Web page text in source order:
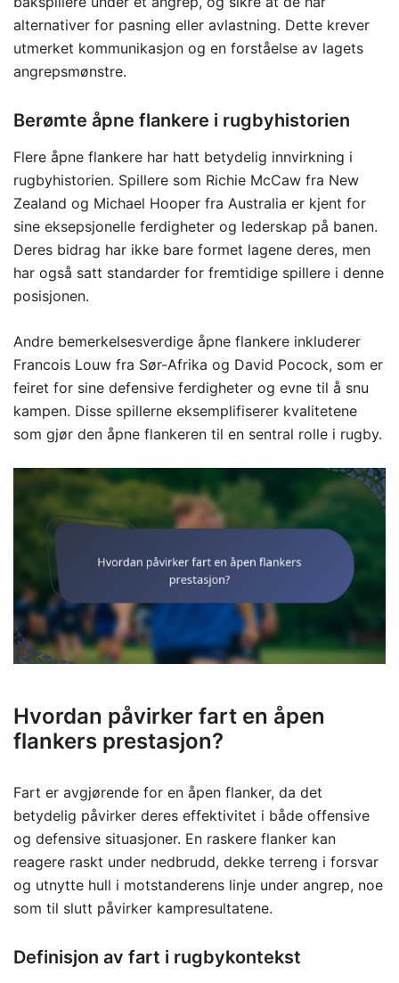
alternativer for pasning eller avlastning. Dette krever
utmerket kommunikasjon og en forståelse av lagets
angrepsmønstre.
Berømte åpne flankere i rugbyhistorien
Flere åpne flankere har hatt betydelig innvirkning i
rugbyhistorien. Spillere som Richie McCaw fra New
Zealand og Michael Hooper fra Australia er kjent for
sine eksepsjonelle ferdigheter og lederskap på banen.
Deres bidrag har ikke bare formet lagene deres, men
har også satt standarder for fremtidige spillere i denne
posisjonen.
Andre bemerkelsesverdige åpne flankere inkluderer
Francois Louw fra Sør-Afrika og David Pocock, som er
feiret for sine defensive ferdigheter og evne til å snu
kampen. Disse spillerne eksemplifiserer kvalitetene
som gjør den åpne flankeren til en sentral rolle i rugby.
Hvordan påvirker fart en åpen
flankers prestasjon?
Fart er avgjørende for en åpen flanker, da det
betydelig påvirker deres effektivitet i både offensive
og defensive situasjoner. En raskere flanker kan
reagere raskt under nedbrudd, dekke terreng i forsvar
og utnytte hull i motstanderens linje under angrep, noe
som til slutt påvirker kampresultatene.
Definisjon av fart i rugbykontekst